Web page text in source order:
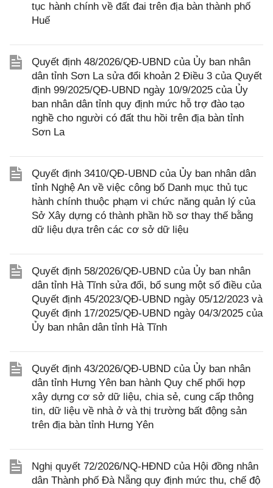
tục hành chính về đất đai trên địa bàn thành phố
Huế
Quyết định 48/2026/QĐ-UBND của Ủy ban nhân
dân tỉnh Sơn La sửa đổi khoản 2 Điều 3 của Quyết
định 99/2025/QĐ-UBND ngày 10/9/2025 của Ủy
ban nhân dân tỉnh quy định mức hỗ trợ đào tạo
nghề cho người có đất thu hồi trên địa bàn tỉnh
Sơn La
Quyết định 3410/QĐ-UBND của Ủy ban nhân dân
tỉnh Nghệ An về việc công bố Danh mục thủ tục
hành chính thuộc phạm vi chức năng quản lý của
Sở Xây dựng có thành phần hồ sơ thay thế bằng
dữ liệu dựa trên các cơ sở dữ liệu
Quyết định 58/2026/QĐ-UBND của Ủy ban nhân
dân tỉnh Hà Tĩnh sửa đổi, bổ sung một số điều của
Quyết định 45/2023/QĐ-UBND ngày 05/12/2023 và
Quyết định 17/2025/QĐ-UBND ngày 04/3/2025 của
Ủy ban nhân dân tỉnh Hà Tĩnh
Quyết định 43/2026/QĐ-UBND của Ủy ban nhân
dân tỉnh Hưng Yên ban hành Quy chế phối hợp
xây dựng cơ sở dữ liệu, chia sẻ, cung cấp thông
tin, dữ liệu về nhà ở và thị trường bất động sản
trên địa bàn tỉnh Hưng Yên
Nghị quyết 72/2026/NQ-HĐND của Hội đồng nhân
dân Thành phố Đà Nẵng quy định mức thu, chế độ